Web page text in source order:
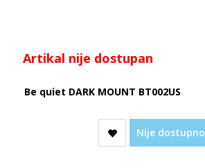
Artikal nije dostupan
Be quiet DARK MOUNT BT002US
Nije dostupno